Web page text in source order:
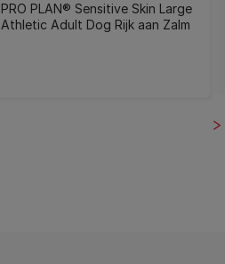
PRO PLAN® Sensitive Skin Large
Athletic Adult Dog Rijk aan Zalm